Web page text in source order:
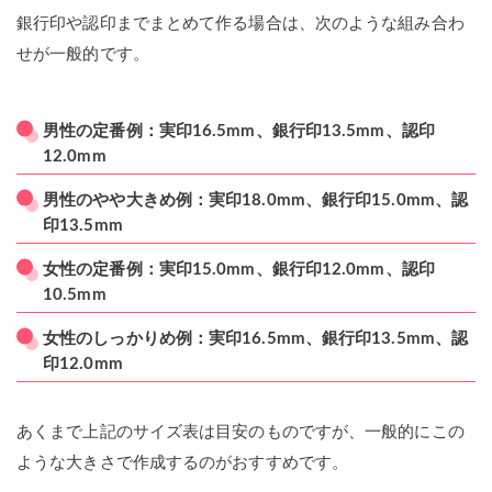
銀行印や認印までまとめて作る場合は、次のような組み合わ
せが一般的です。
男性の定番例：実印16.5mm、銀行印13.5mm、認印
12.0mm
男性のやや大きめ例：実印18.0mm、銀行印15.0mm、認
印13.5mm
女性の定番例：実印15.0mm、銀行印12.0mm、認印
10.5mm
女性のしっかりめ例：実印16.5mm、銀行印13.5mm、認
印12.0mm
あくまで上記のサイズ表は目安のものですが、一般的にこの
ような大きさで作成するのがおすすめです。